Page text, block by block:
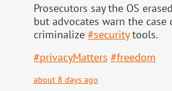
Prosecutors say the OS
but advocates warn the case
criminalize #securitytools.
#privacyMatters #freedom
about 8 days ago